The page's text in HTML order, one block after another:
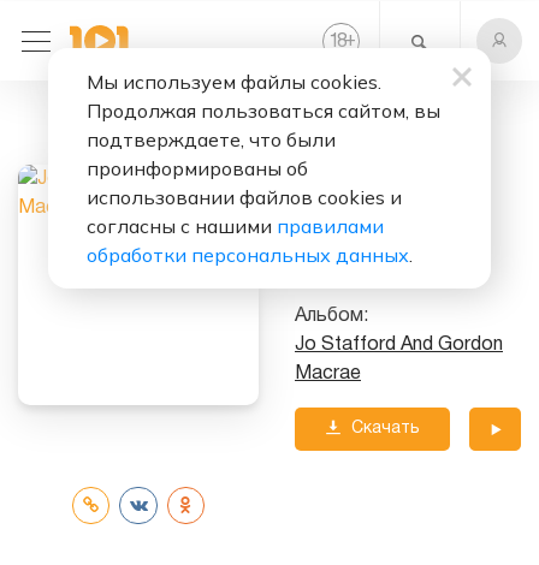
18+
Long Long Ago
Альбом:
Jo Stafford And Gordon
Macrae
Скачать
Мы используем файлы cookies.
Продолжая пользоваться сайтом, вы
подтверждаете, что были
проинформированы об
использовании файлов cookies и
согласны с нашими правилами
обработки персональных данных.